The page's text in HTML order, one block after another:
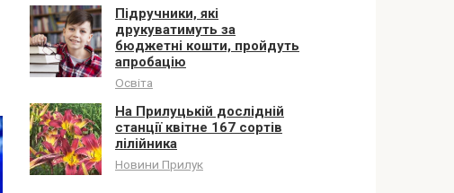
Підручники, які
друкуватимуть за
бюджетні кошти, пройдуть
апробацію
Освіта
На Прилуцькій дослідній
станції квітне 167 сортів
лілійника
Новини Прилук